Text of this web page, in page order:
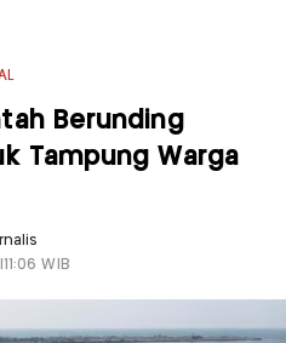
Berunding
Tampung Warga
WIB